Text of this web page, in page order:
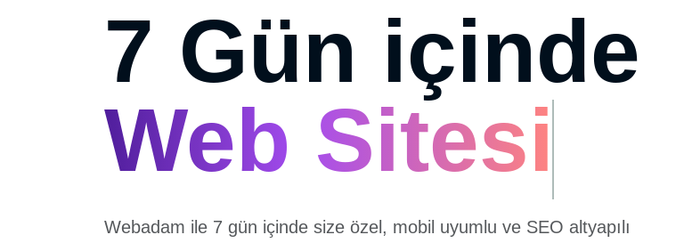
7 Gün içinde
Web Sitesi
Webadam ile 7 gün içinde size özel, mobil uyumlu ve SEO altyapılı